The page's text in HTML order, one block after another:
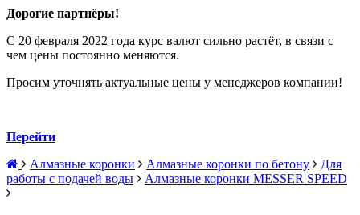
Дорогие партнёры!
С 20 февраля 2022 года курс валют сильно растёт, в связи с
чем цены постоянно меняются.
Просим уточнять актуальные цены у менеджеров компании!
Перейти
Алмазные коронки
Алмазные коронки по бетону
Для
работы с подачей воды
Алмазные коронки MESSER SPEED